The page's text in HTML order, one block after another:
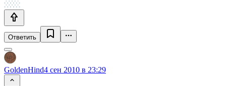
Ответить
GoldenHind4 сен 2010 в 23:29